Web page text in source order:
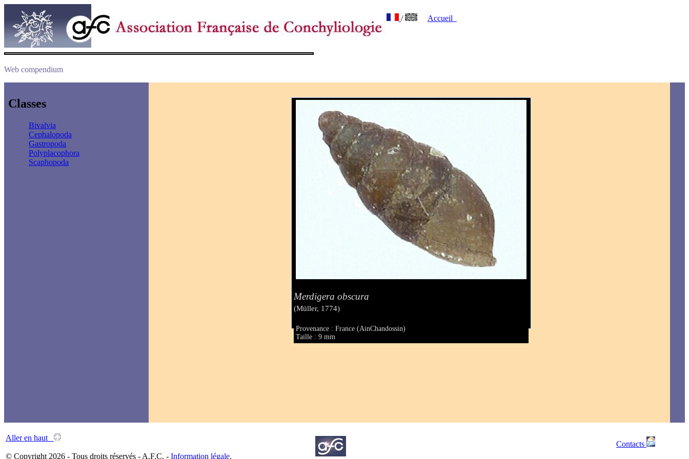
/ Accueil
Web compendium
Classes
Bivalvia
Cephalopoda
Gastropoda
Polyplacophora
Scaphopoda
Merdigera obscura
(Müller, 1774)
Provenance : France (AinChandossin)
Taille : 9 mm
Aller en haut
© Copyright 2026 - Tous droits réservés - A.F.C. - Information légale.
Contacts